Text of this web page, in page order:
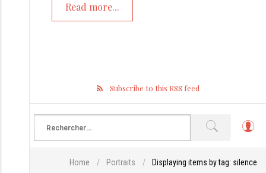
Read more...
Subscribe to this RSS feed
g
Home / Portraits / Displaying items by tag: silence